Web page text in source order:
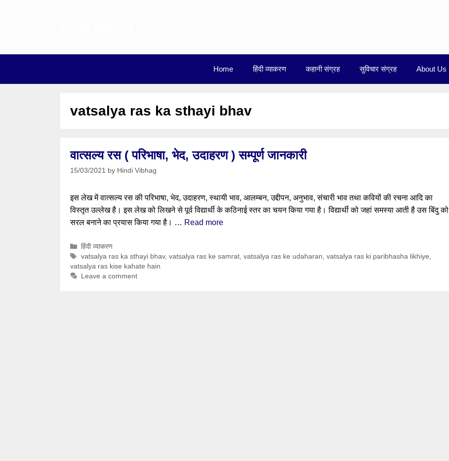
Home हिंदी व्याकरण कहानी संग्रह सुविचार संग्रह About Us
vatsalya ras ka sthayi bhav
वात्सल्य रस ( परिभाषा, भेद, उदाहरण ) सम्पूर्ण जानकारी
15/03/2021 by Hindi Vibhag
इस लेख में वात्सल्य रस की परिभाषा, भेद, उदाहरण, स्थायी भाव, आलम्बन, उद्दीपन, अनुभाव, संचारी भाव तथा कवियों की रचना आदि का
विस्तृत उल्लेख है। इस लेख को लिखने से पूर्व विद्यार्थी के कठिनाई स्तर का चयन किया गया है। विद्यार्थी को जहां समस्या आती है उस बिंदु को
सरल बनाने का प्रयास किया गया है। … Read more
Categories
हिंदी व्याकरण
Tags
vatsalya ras ka sthayi bhav, vatsalya ras ke samrat, vatsalya ras ke udaharan vatsalya ras ki paribhasha likhiye
vatsalya ras kise kahate hain
Leave a comment